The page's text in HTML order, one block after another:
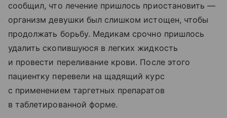
сообщил, что лечение пришлось приостановить —
организм девушки был слишком истощен, чтобы
продолжать борьбу. Медикам срочно пришлось
удалить скопившуюся в легких жидкость
и провести переливание крови. После этого
пациентку перевели на щадящий курс
с применением таргетных препаратов
в таблетированной форме.